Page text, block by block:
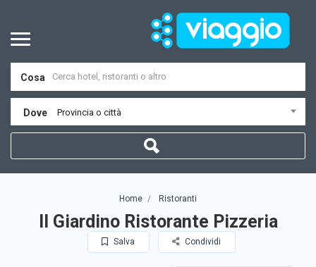
Cosa
Dove Provincia o città
Home Ristoranti
Il Giardino Ristorante Pizzeria
Salva Condividi